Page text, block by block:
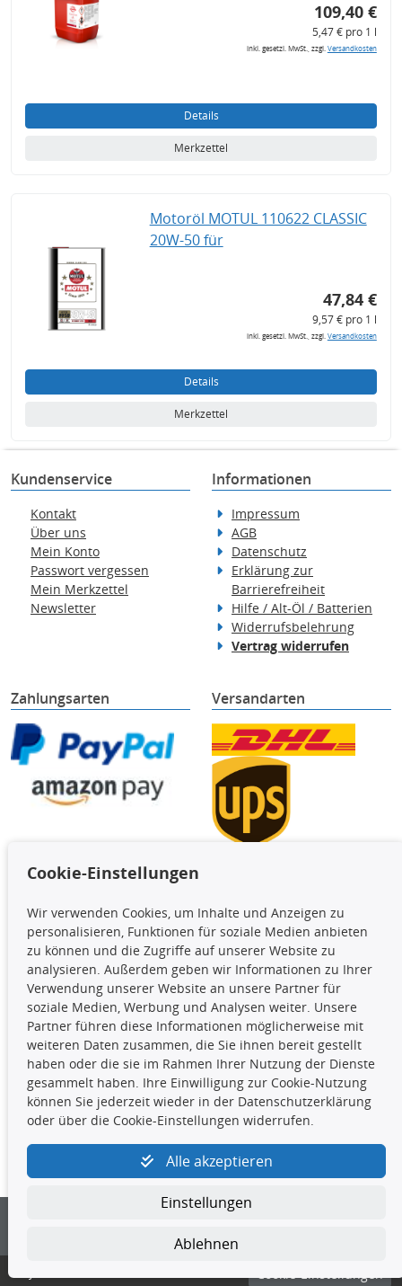
109,40 €
5,47 € pro 1 l
inkl. gesetzl. MwSt., zzgl.Versandkosten
Details
Merkzettel
Motoröl MOTUL 110622 CLASSIC
20W-50 für
47,84 €
9,57 € pro 1 l
inkl. gesetzl. MwSt., zzgl.Versandkosten
Details
Merkzettel
Kundenservice
Kontakt
Über uns
Mein Konto
Passwort vergessen
Mein Merkzettel
Newsletter
Informationen
Impressum
AGB
Datenschutz
Erklärung zur
Barrierefreiheit
Hilfe / Alt-Öl / Batterien
Widerrufsbelehrung
Vertrag widerrufen
Zahlungsarten Versandarten
Die hier angezeigten Daten,
insbesondere die gesamte Datenbank,
dürfen nicht kopiert werden. Es ist zu
unterlassen, die Daten oder die gesamte Datenbank ohne
vorherige Zustimmung TecDocs zu vervielfältigen, zu
verbreiten und/oder diese Handlungen durch Dritte ausführen
zu lassen. Ein Zuwiderhandeln stellt eine
Urheberrechtsverletzung dar und wird verfolgt.
Kontakt
4yourcar GmbH | Avidesweg 1 | 27386 Hemsbünde |
kundenservice@4yourcar.de
Cookie-Einstellungen
Cookie-Einstellungen
Wir verwenden Cookies, um Inhalte und Anzeigen zu
personalisieren, Funktionen für soziale Medien anbieten
zu können und die Zugriffe auf unserer Website zu
analysieren. Außerdem geben wir Informationen zu Ihrer
Verwendung unserer Website an unsere Partner für
soziale Medien, Werbung und Analysen weiter. Unsere
Partner führen diese Informationen möglicherweise mit
weiteren Daten zusammen, die Sie ihnen bereit gestellt
haben oder die sie im Rahmen Ihrer Nutzung der Dienste
gesammelt haben. Ihre Einwilligung zur Cookie-Nutzung
können Sie jederzeit wieder in der Datenschutzerklärung
oder über die Cookie-Einstellungen widerrufen.
Alle akzeptieren
Einstellungen
Ablehnen